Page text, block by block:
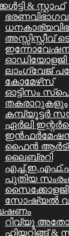
& സ്റ്റാഫ്
അസ്സിസ്റ്റീവ്
ഓഡിയോളജി
ലാംഗ്വേജ്
കോമേഴ്‌സ്
ഓട്ടിസം
തകരാറുകളും
കമ്പ്യൂട്ടര്‍
ഏർലി
ഇൻഫർമേഷൻ
ഫൈൻ
ലൈബ്രറി
പുതിയ
സൈക്കോളജി
സോഷ്യല്‍
റിവ്യൂ
ഹിയറിങ്ങ്